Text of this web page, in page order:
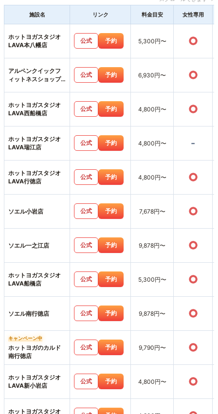
施設名 リンク 料金目安 女性専用
ホットヨガスタジオ
LAVA本八幡店
公式 予約 5,300円〜 ○
アルペンクイックフ
ィットネスショップ
公式 予約 6,930円〜 ○
ホットヨガスタジオ
LAVA西船橋店
公式 予約 4,800円〜 ○
ホットヨガスタジオ
LAVA瑞江店
公式 予約 4,800円〜 -
ホットヨガスタジオ
LAVA行徳店
公式 予約 4,800円〜 ○
ソエル小岩店 公式 予約 7,678円〜 ○
ソエル一之江店 公式 予約 9,878円〜 ○
ホットヨガスタジオ
LAVA船橋店
公式 予約 5,300円〜 ○
ソエル南行徳店 公式 予約 9,878円〜 ○
キャンペーン中
ホットヨガのカルド
南行徳店
公式 予約 9,790円〜 ○
ホットヨガスタジオ
LAVA新小岩店
公式 予約 4,800円〜 ○
ホットヨガスタジオ